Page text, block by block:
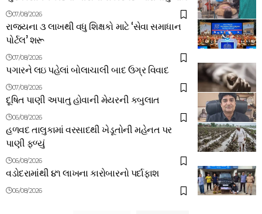
07/08/2026
રાજ્યના ૩ લાખથી વધુ શિક્ષકો માટે ‘સેવા સમાધાન
પોર્ટલ’ શરૂ
07/08/2026
પગારને લઇ પહેલાં બોલાચાલી બાદ ઉગ્ર વિવાદ
07/08/2026
દૂષિત પાણી અપાતુ હોવાની મેયરની કબુલાત
06/08/2026
હળવદ તાલુકામાં વરસાદથી ખેડૂતોની મહેનત પર
પાણી ફળ્યું
06/08/2026
વડોદરામાંથી ૪૧ લાખના કારોબારનો પર્દાફાશ
06/08/2026